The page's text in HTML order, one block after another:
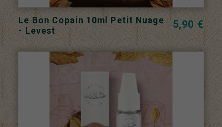
Le Bon Copain 10ml Petit Nuage
- Levest
5,90 €